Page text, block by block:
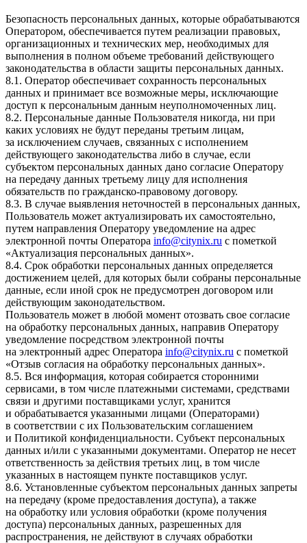
Безопасность персональных данных, которые обрабатываются
Оператором, обеспечивается путем реализации правовых,
организационных и технических мер, необходимых для
выполнения в полном объеме требований действующего
законодательства в области защиты персональных данных.
8.1. Оператор обеспечивает сохранность персональных
данных и принимает все возможные меры, исключающие
доступ к персональным данным неуполномоченных лиц.
8.2. Персональные данные Пользователя никогда, ни при
каких условиях не будут переданы третьим лицам,
за исключением случаев, связанных с исполнением
действующего законодательства либо в случае, если
субъектом персональных данных дано согласие Оператору
на передачу данных третьему лицу для исполнения
обязательств по гражданско-правовому договору.
8.3. В случае выявления неточностей в персональных данных,
Пользователь может актуализировать их самостоятельно,
путем направления Оператору уведомление на адрес
электронной почты Оператора info@citynix.ru с пометкой
«Актуализация персональных данных».
8.4. Срок обработки персональных данных определяется
достижением целей, для которых были собраны персональные
данные, если иной срок не предусмотрен договором или
действующим законодательством.
Пользователь может в любой момент отозвать свое согласие
на обработку персональных данных, направив Оператору
уведомление посредством электронной почты
на электронный адрес Оператора info@citynix.ru с пометкой
«Отзыв согласия на обработку персональных данных».
8.5. Вся информация, которая собирается сторонними
сервисами, в том числе платежными системами, средствами
связи и другими поставщиками услуг, хранится
и обрабатывается указанными лицами (Операторами)
в соответствии с их Пользовательским соглашением
и Политикой конфиденциальности. Субъект персональных
данных и/или с указанными документами. Оператор не несет
ответственность за действия третьих лиц, в том числе
указанных в настоящем пункте поставщиков услуг.
8.6. Установленные субъектом персональных данных запреты
на передачу (кроме предоставления доступа), а также
на обработку или условия обработки (кроме получения
доступа) персональных данных, разрешенных для
распространения, не действуют в случаях обработки